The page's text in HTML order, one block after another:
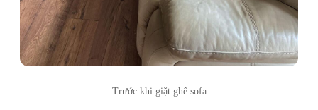
Trước khi giặt ghế sofa